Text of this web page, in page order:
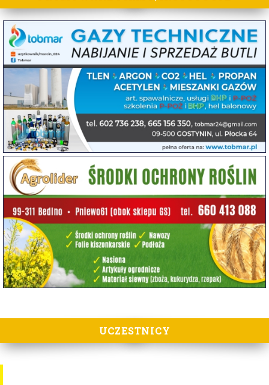
UCZESTNICY